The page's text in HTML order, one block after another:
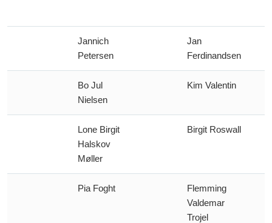
Jannich
Petersen
Jan
Ferdinandsen
Bo Jul
Nielsen
Kim Valentin
Lone Birgit
Halskov
Møller
Birgit Roswall
Pia Foght
Flemming
Valdemar
Trojel